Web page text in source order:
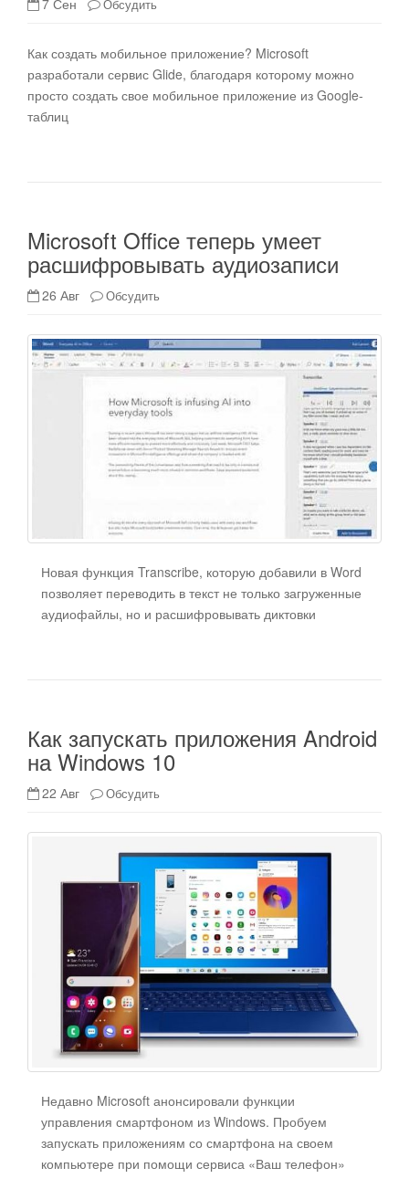
Обсудить
Как создать мобильное приложение? Microsoft
разработали сервис Glide, благодаря которому можно
просто создать свое мобильное приложение из Google-
таблиц
Microsoft Office теперь умеет
расшифровывать аудиозаписи
26 Авг Обсудить
Новая функция Transcribe, которую добавили в Word
позволяет переводить в текст не только загруженные
аудиофайлы, но и расшифровывать диктовки
Как запускать приложения Android
на Windows 10
22 Авг Обсудить
Недавно Microsoft анонсировали функции
управления смартфоном из Windows. Пробуем
запускать приложениям со смартфона на своем
компьютере при помощи сервиса «Ваш телефон»